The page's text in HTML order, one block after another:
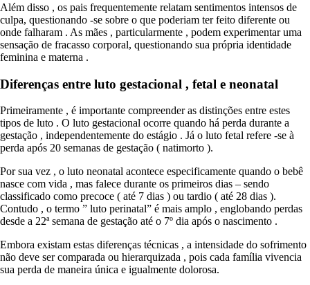
Além disso , os pais frequentemente relatam sentimentos intensos de
culpa, questionando -se sobre o que poderiam ter feito diferente ou
onde falharam . As mães , particularmente , podem experimentar uma
sensação de fracasso corporal, questionando sua própria identidade
feminina e materna .
Diferenças entre luto gestacional , fetal e neonatal
Primeiramente , é importante compreender as distinções entre estes
tipos de luto . O luto gestacional ocorre quando há perda durante a
gestação , independentemente do estágio . Já o luto fetal refere -se à
perda após 20 semanas de gestação ( natimorto ).
Por sua vez , o luto neonatal acontece especificamente quando o bebê
nasce com vida , mas falece durante os primeiros dias – sendo
classificado como precoce ( até 7 dias ) ou tardio ( até 28 dias ).
Contudo , o termo ” luto perinatal” é mais amplo , englobando perdas
desde a 22ª semana de gestação até o 7º dia após o nascimento .
Embora existam estas diferenças técnicas , a intensidade do sofrimento
não deve ser comparada ou hierarquizada , pois cada família vivencia
sua perda de maneira única e igualmente dolorosa.